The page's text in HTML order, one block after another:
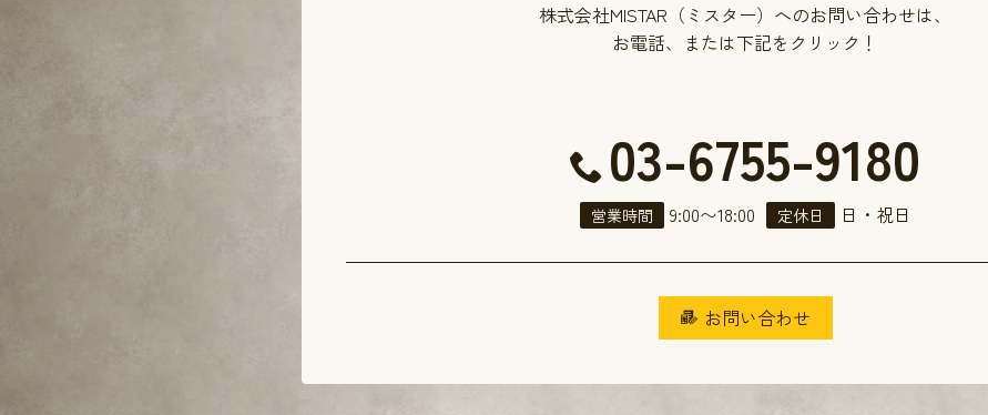
株式会社MISTAR（ミスター）へのお問い合わせは、
お電話、または下記をクリック！
03-6755-9180
営業時間 9:00〜18:00 定休日 日・祝日
お問い合わせ